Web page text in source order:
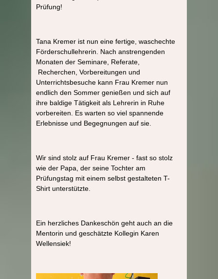
Prüfung!
Tana Kremer ist nun eine fertige, waschechte
Förderschullehrerin. Nach anstrengenden
Monaten der Seminare, Referate,
Recherchen, Vorbereitungen und
Unterrichtsbesuche kann Frau Kremer nun
endlich den Sommer genießen und sich auf
ihre baldige Tätigkeit als Lehrerin in Ruhe
vorbereiten. Es warten so viel spannende
Erlebnisse und Begegnungen auf sie.
Wir sind stolz auf Frau Kremer - fast so stolz
wie der Papa, der seine Tochter am
Prüfungstag mit einem selbst gestalteten T-
Shirt unterstützte.
Ein herzliches Dankeschön geht auch an die
Mentorin und geschätzte Kollegin Karen
Wellensiek!